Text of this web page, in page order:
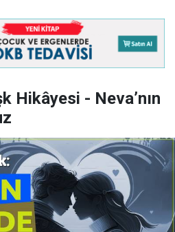
Hikâyesi - Neva’nın